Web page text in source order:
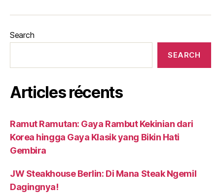
Search
SEARCH
Articles récents
Ramut Ramutan: Gaya Rambut Kekinian dari
Korea hingga Gaya Klasik yang Bikin Hati
Gembira
JW Steakhouse Berlin: Di Mana Steak Ngemil
Dagingnya!